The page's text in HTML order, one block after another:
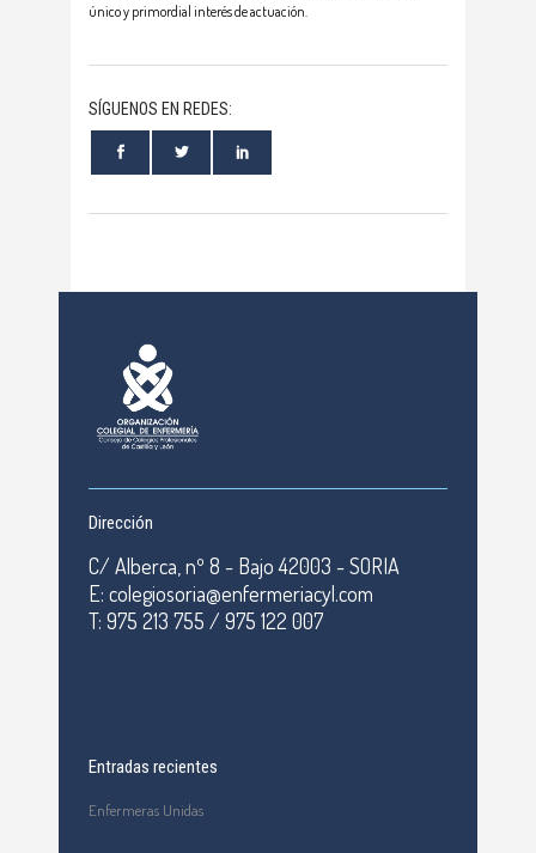
único y primordial interés de actuación.
SÍGUENOS EN REDES:
Dirección
C/ Alberca, nº 8 - Bajo 42003 - SORIA
E: colegiosoria@enfermeriacyl.com
T: 975 213 755 / 975 122 007
Entradas recientes
Enfermeras Unidas